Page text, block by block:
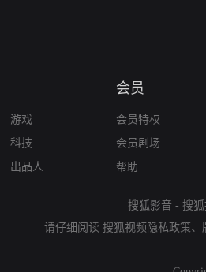
游戏
科技
出品人
会员
会员特权
会员剧场
帮助
搜狐影音 - 搜
请仔细阅读 搜狐视频隐私政策、